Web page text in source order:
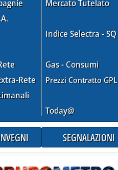
Rete
Mercato Tutelato
Indice Selectra - SQ
Gas - Consumi
Prezzi Contratto GPL
Today@
SEGNALAZIONI